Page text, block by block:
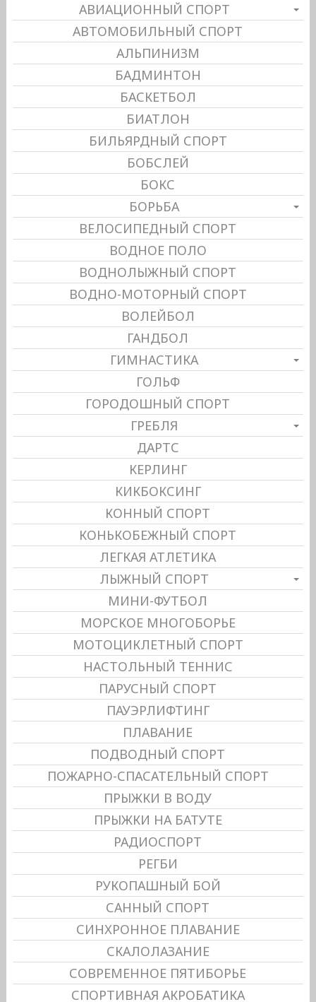
АВИАЦИОННЫЙ СПОРТ
АВТОМОБИЛЬНЫЙ СПОРТ
АЛЬПИНИЗМ
БАДМИНТОН
БАСКЕТБОЛ
БИАТЛОН
БИЛЬЯРДНЫЙ СПОРТ
БОБСЛЕЙ
БОКС
БОРЬБА
ВЕЛОСИПЕДНЫЙ СПОРТ
ВОДНОЕ ПОЛО
ВОДНОЛЫЖНЫЙ СПОРТ
ВОДНО-МОТОРНЫЙ СПОРТ
ВОЛЕЙБОЛ
ГАНДБОЛ
ГИМНАСТИКА
ГОЛЬФ
ГОРОДОШНЫЙ СПОРТ
ГРЕБЛЯ
ДАРТС
КЕРЛИНГ
КИКБОКСИНГ
КОННЫЙ СПОРТ
КОНЬКОБЕЖНЫЙ СПОРТ
ЛЕГКАЯ АТЛЕТИКА
ЛЫЖНЫЙ СПОРТ
МИНИ-ФУТБОЛ
МОРСКОЕ МНОГОБОРЬЕ
МОТОЦИКЛЕТНЫЙ СПОРТ
НАСТОЛЬНЫЙ ТЕННИС
ПАРУСНЫЙ СПОРТ
ПАУЭРЛИФТИНГ
ПЛАВАНИЕ
ПОДВОДНЫЙ СПОРТ
ПОЖАРНО-СПАСАТЕЛЬНЫЙ СПОРТ
ПРЫЖКИ В ВОДУ
ПРЫЖКИ НА БАТУТЕ
РАДИОСПОРТ
РЕГБИ
РУКОПАШНЫЙ БОЙ
САННЫЙ СПОРТ
СИНХРОННОЕ ПЛАВАНИЕ
СКАЛОЛАЗАНИЕ
СОВРЕМЕННОЕ ПЯТИБОРЬЕ
СПОРТИВНАЯ АКРОБАТИКА